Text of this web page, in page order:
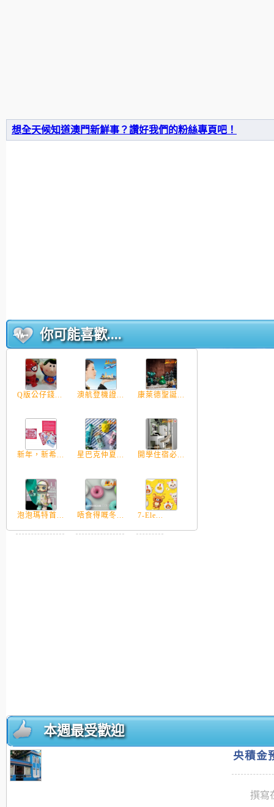
想全天候知道澳門新鮮事？讚好我們的粉絲專頁吧！
你可能喜歡....
Q版公仔錢... 澳航登機證... 康萊德聖誕...
新年，新希... 星巴克仲夏... 開學住宿必...
泡泡瑪特首... 唔食得嘅冬... 7-Ele...
本週最受歡迎
央積金
撰寫